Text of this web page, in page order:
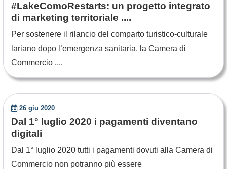
#LakeComoRestarts: un progetto integrato
di marketing territoriale ....
Per sostenere il rilancio del comparto turistico-culturale
lariano dopo l’emergenza sanitaria, la Camera di
Commercio ....
26 giu 2020
Dal 1° luglio 2020 i pagamenti diventano
digitali
Dal 1° luglio 2020 tutti i pagamenti dovuti alla Camera di
Commercio non potranno più essere